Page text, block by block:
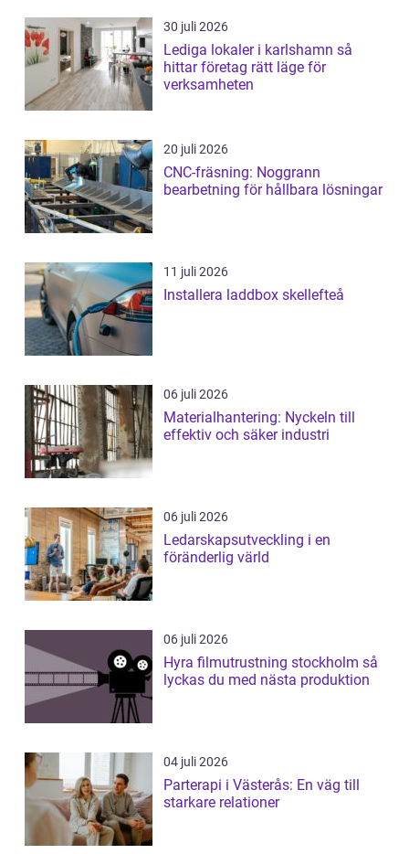
30 juli 2026
Lediga lokaler i karlshamn så
hittar företag rätt läge för
verksamheten
20 juli 2026
CNC-fräsning: Noggrann
bearbetning för hållbara lösningar
11 juli 2026
Installera laddbox skellefteå
06 juli 2026
Materialhantering: Nyckeln till
effektiv och säker industri
06 juli 2026
Ledarskapsutveckling i en
föränderlig värld
06 juli 2026
Hyra filmutrustning stockholm så
lyckas du med nästa produktion
04 juli 2026
Parterapi i Västerås: En väg till
starkare relationer